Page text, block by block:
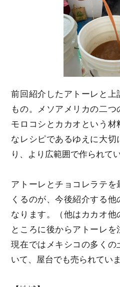
前回紹介したアトーレと上
もの。メソアメリカの二
モロコシとカカオという
なレシピであるゆえに大
り、より広範囲で作られて
アトーレとチョコレラテ
くるのが、今後紹介する
なります。（他はカカオ他
ところに後からアトーレを
現在ではメキシコの多くの
いて、屋台でも売られていま